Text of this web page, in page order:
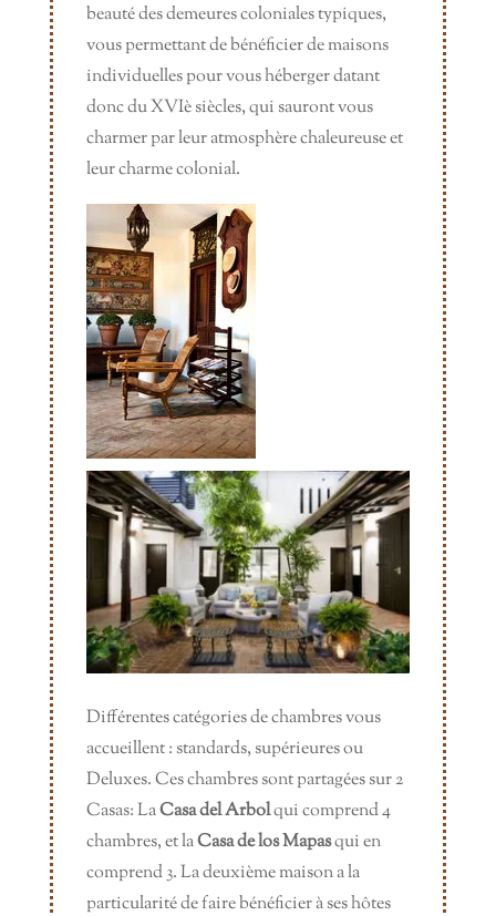
beauté des demeures coloniales typiques,
vous permettant de bénéficier de maisons
individuelles pour vous héberger datant
donc du XVIè siècles, qui sauront vous
charmer par leur atmosphère chaleureuse et
leur charme colonial.
Différentes catégories de chambres vous
accueillent : standards, supérieures ou
Deluxes. Ces chambres sont partagées sur 2
Casas: LaCasa del Arbolqui comprend 4
chambres, et laCasa de los Mapasqui en
comprend 3. La deuxième maison a la
particularité de faire bénéficier à ses hôtes